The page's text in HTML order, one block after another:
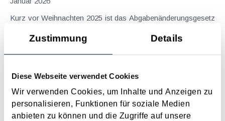
Zustimmung Details
Diese Webseite verwendet Cookies
Wir verwenden Cookies, um Inhalte und Anzeigen zu
personalisieren, Funktionen für soziale Medien
anbieten zu können und die Zugriffe auf unsere
Kurz vor Weihnachten 2025 ist das Abgabenänderungsgesetz
worden. Quasi in letzter Sekunde wurden noch
Abänderungsanträge mitberücksichtigt, die nachfolgend
BMF-Aussagen zur Mitarbeiter­prämie 2025